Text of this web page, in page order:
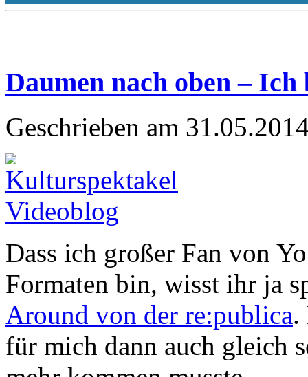
Daumen nach oben –
Geschrieben am
Dass ich großer Fan von
Formaten bin, wisst ihr ja
Around von der re:publica.
für mich dann auch gleich